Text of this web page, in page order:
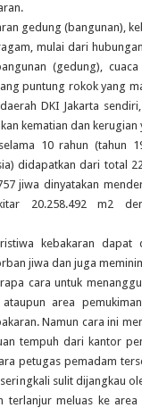
gedung (bangunan),
mulai dari
(gedung),
puntung rokok yang
DKI Jakarta
kematian dan
10 rahun (tahun
didapatkan dari total
jiwa dinyatakan
20.258.492 m2
kebakaran dapat
jiwa dan juga
cara untuk
area
Namun cara ini
tempuh dari kantor
petugas pemadam
sulit dijangkau
terlanjur meluas ke